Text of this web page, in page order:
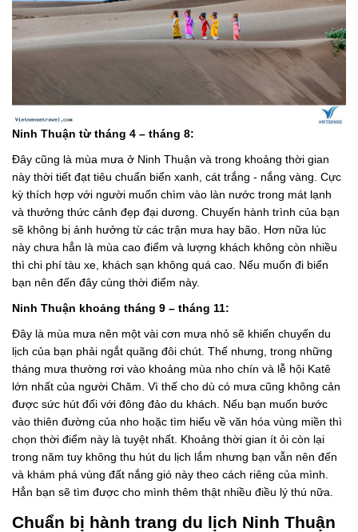
Ninh Thuận từ tháng 4 – tháng 8:
Đây cũng là mùa mưa ở Ninh Thuận và trong khoảng thời gian
này thời tiết đạt tiêu chuẩn biển xanh, cát trắng - nắng vàng. Cực
kỳ thích hợp với người muốn chìm vào làn nước trong mát lạnh
và thưởng thức cảnh đẹp đại dương. Chuyến hành trình của bạn
sẽ không bị ảnh hưởng từ các trận mưa hay bão. Hơn nữa lúc
này chưa hẳn là mùa cao điểm và lượng khách không còn nhiều
thì chi phí tàu xe, khách sạn không quá cao. Nếu muốn đi biển
bạn nên đến đây cùng thời điểm này.
Ninh Thuận khoảng tháng 9 – tháng 11:
Đây là mùa mưa nên một vài cơn mưa nhỏ sẽ khiến chuyến du
lịch của bạn phải ngắt quãng đôi chút. Thế nhưng, trong những
tháng mưa thường rơi vào khoảng mùa nho chín và lễ hội Katê
lớn nhất của người Chăm. Vì thế cho dù có mưa cũng không cản
được sức hút đối với đông đảo du khách. Nếu bạn muốn bước
vào thiên đường của nho hoặc tìm hiểu về văn hóa vùng miền thì
chọn thời điểm này là tuyệt nhất. Khoảng thời gian ít ỏi còn lại
trong năm tuy không thu hút du lịch lắm nhưng bạn vẫn nên đến
và khám phá vùng đất nắng gió này theo cách riêng của mình.
Hẳn bạn sẽ tìm được cho mình thêm thật nhiều điều lý thú nữa.
Chuẩn bị hành trang du lịch Ninh Thuận